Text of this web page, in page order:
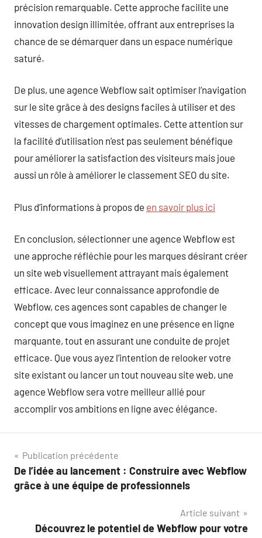
précision remarquable. Cette approche facilite une
innovation design illimitée, offrant aux entreprises la
chance de se démarquer dans un espace numérique
saturé.
De plus, une agence Webflow sait optimiser l’navigation
sur le site grâce à des designs faciles à utiliser et des
vitesses de chargement optimales. Cette attention sur
la facilité d’utilisation n’est pas seulement bénéfique
pour améliorer la satisfaction des visiteurs mais joue
aussi un rôle à améliorer le classement SEO du site.
Plus d’informations à propos de en savoir plus ici
En conclusion, sélectionner une agence Webflow est
une approche réfléchie pour les marques désirant créer
un site web visuellement attrayant mais également
efficace. Avec leur connaissance approfondie de
Webflow, ces agences sont capables de changer le
concept que vous imaginez en une présence en ligne
marquante, tout en assurant une conduite de projet
efficace. Que vous ayez l’intention de relooker votre
site existant ou lancer un tout nouveau site web, une
agence Webflow sera votre meilleur allié pour
accomplir vos ambitions en ligne avec élégance.
Navigation
de
Publication précédente
De l’idée au lancement : Construire avec Webflow
grâce à une équipe de professionnels
Article suivant
Découvrez le potentiel de Webflow pour votre